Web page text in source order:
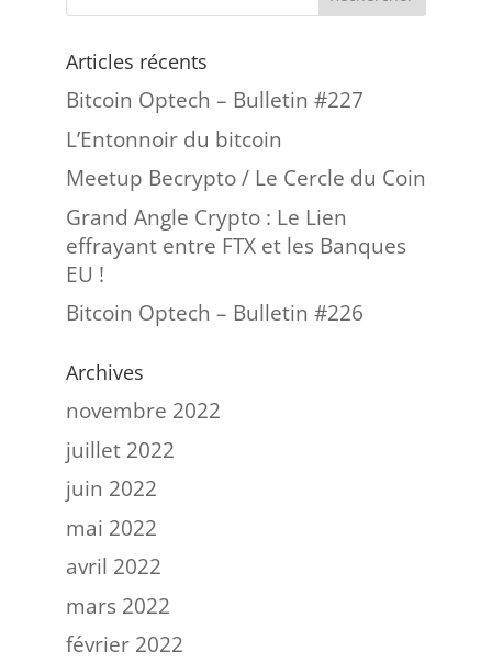
Articles récents
Bitcoin Optech – Bulletin #227
L’Entonnoir du bitcoin
Meetup Becrypto / Le Cercle du Coin
Grand Angle Crypto : Le Lien
effrayant entre FTX et les Banques
EU !
Bitcoin Optech – Bulletin #226
Archives
novembre 2022
juillet 2022
juin 2022
mai 2022
avril 2022
mars 2022
février 2022